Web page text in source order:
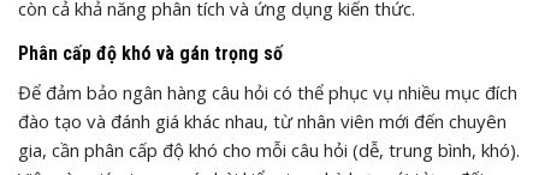
còn cả khả năng phân tích và ứng dụng kiến thức.
Phân cấp độ khó và gán trọng số
Để đảm bảo ngân hàng câu hỏi có thể phục vụ nhiều mục đích
đào tạo và đánh giá khác nhau, từ nhân viên mới đến chuyên
gia, cần phân cấp độ khó cho mỗi câu hỏi (dễ, trung bình, khó).